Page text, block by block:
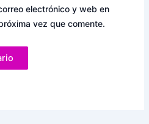
electrónico y web en
vez que comente.